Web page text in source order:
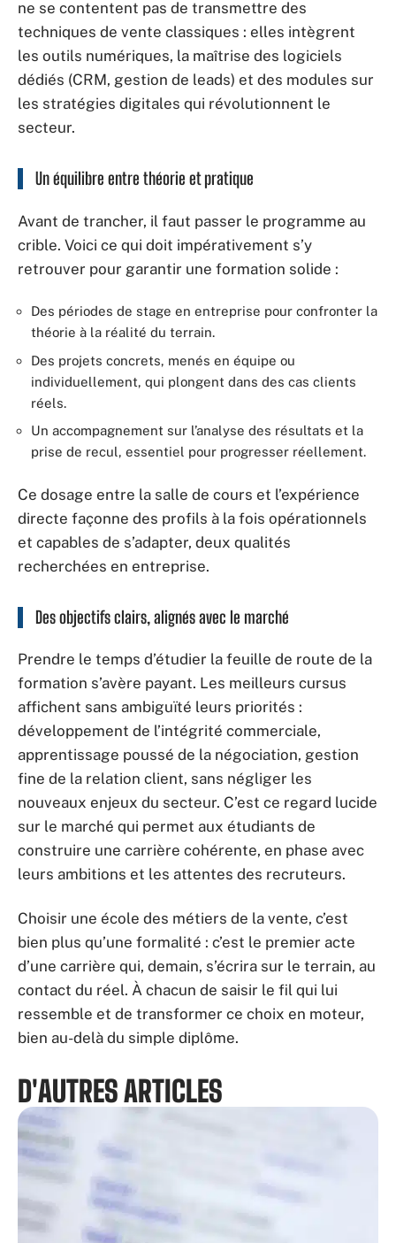
ne se contentent pas de transmettre des
techniques de vente classiques : elles intègrent
les outils numériques, la maîtrise des logiciels
dédiés (CRM, gestion de leads) et des modules sur
les stratégies digitales qui révolutionnent le
secteur.
Un équilibre entre théorie et pratique
Avant de trancher, il faut passer le programme au
crible. Voici ce qui doit impérativement s’y
retrouver pour garantir une formation solide :
Des périodes de stage en entreprise pour confronter la
théorie à la réalité du terrain.
Des projets concrets, menés en équipe ou
individuellement, qui plongent dans des cas clients
réels.
Un accompagnement sur l’analyse des résultats et la
prise de recul, essentiel pour progresser réellement.
Ce dosage entre la salle de cours et l’expérience
directe façonne des profils à la fois opérationnels
et capables de s’adapter, deux qualités
recherchées en entreprise.
Des objectifs clairs, alignés avec le marché
Prendre le temps d’étudier la feuille de route de la
formation s’avère payant. Les meilleurs cursus
affichent sans ambiguïté leurs priorités :
développement de l’intégrité commerciale,
apprentissage poussé de la négociation, gestion
fine de la relation client, sans négliger les
nouveaux enjeux du secteur. C’est ce regard lucide
sur le marché qui permet aux étudiants de
construire une carrière cohérente, en phase avec
leurs ambitions et les attentes des recruteurs.
Choisir une école des métiers de la vente, c’est
bien plus qu’une formalité : c’est le premier acte
d’une carrière qui, demain, s’écrira sur le terrain, au
contact du réel. À chacun de saisir le fil qui lui
ressemble et de transformer ce choix en moteur,
bien au-delà du simple diplôme.
D'AUTRES ARTICLES